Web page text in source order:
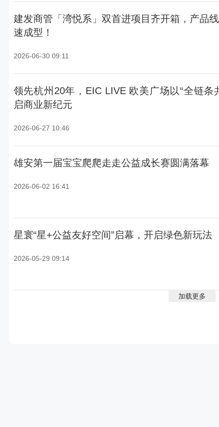
建发商管「湾悦系」双首进项目齐开箱，产品
速成型！
2026-06-30 09:11
领先杭州20年，EIC LIVE 欧美广场以“全链条
启商业新纪元
2026-06-27 10:46
雄安第一届宝宝爬爬走走公益成长赛圆满落幕
2026-06-02 16:41
星寰“星+公益友好空间”启幕，开启绿色新玩法
2026-05-29 09:14
加载更多